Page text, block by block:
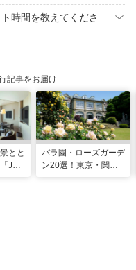
時間を教えてくださ
記事をお届け
とと
JW
バラ園・ローズガーデ
ン20選！東京・関東